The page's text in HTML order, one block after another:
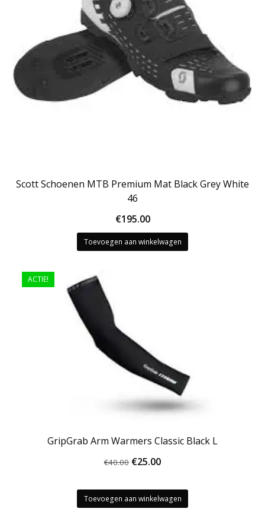
Scott Schoenen MTB Premium Mat Black Grey White
46
€195.00
Toevoegen aan winkelwagen
ACTIE!
GripGrab Arm Warmers Classic Black L
€40.00 Oorspronkelijke
was:
€40.00.
€25.00Huidige
is:
€25.00.
Toevoegen aan winkelwagen